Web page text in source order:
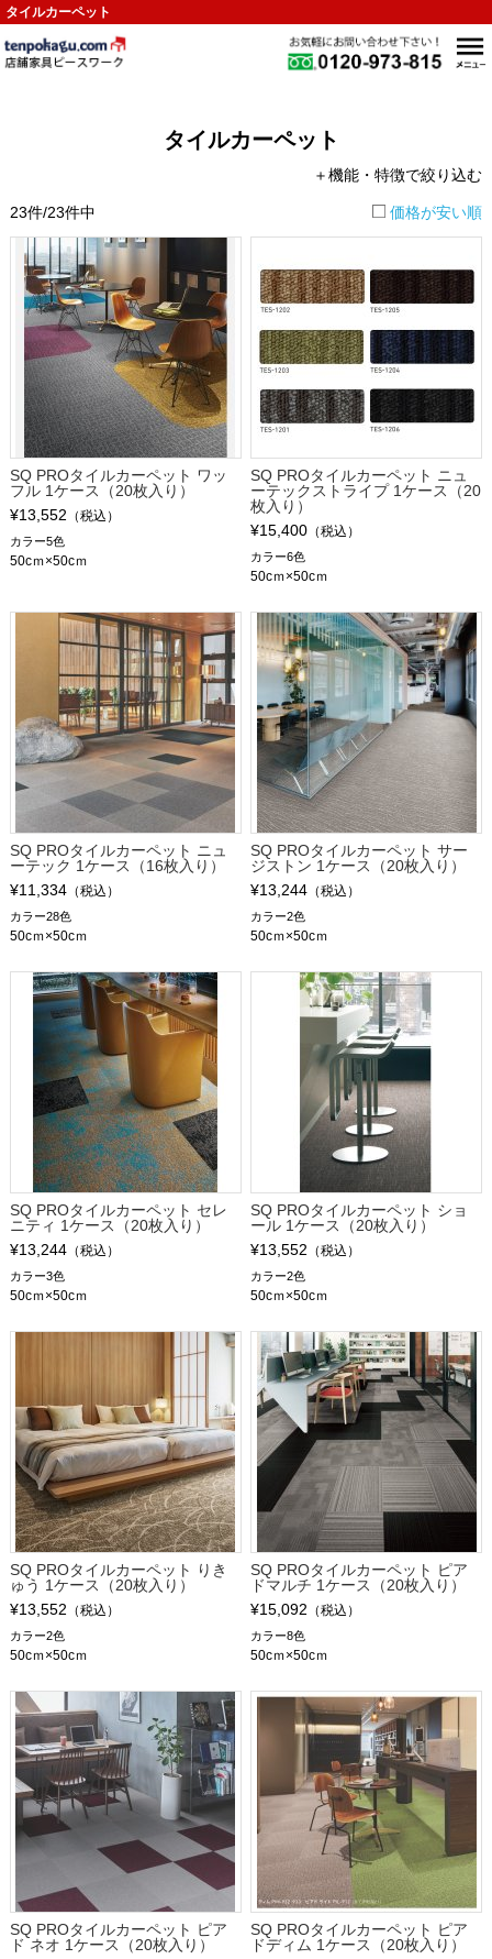
タイルカーペット
タイルカーペット
＋機能・特徴で絞り込む
23件/23件中 価格が安い順
SQ PROタイルカーペット ワッ
フル 1ケース（20枚入り）
¥13,552 （税込）
カラー5色
50cｍ×50cｍ
SQ PROタイルカーペット ニュ
ーテックストライプ 1ケース（20
枚入り）
¥15,400 （税込）
カラー6色
50cｍ×50cｍ
SQ PROタイルカーペット ニュ
ーテック 1ケース（16枚入り）
¥11,334（税込）
カラー28色
50cｍ×50cｍ
SQ PROタイルカーペット サー
ジストン 1ケース（20枚入り）
¥13,244 （税込）
カラー2色
50cｍ×50cｍ
SQ PROタイルカーペット セレ
ニティ 1ケース（20枚入り）
¥13,244（税込）
カラー3色
50cｍ×50cｍ
SQ PROタイルカーペット ショ
ール 1ケース（20枚入り）
¥13,552 （税込）
カラー2色
50cｍ×50cｍ
SQ PROタイルカーペット りき
ゅう 1ケース（20枚入り）
¥13,552 （税込）
カラー2色
50cｍ×50cｍ
SQ PROタイルカーペット ピア
ドマルチ 1ケース（20枚入り）
¥15,092 （税込）
カラー8色
50cｍ×50cｍ
SQ PROタイルカーペット ピア
ド ネオ 1ケース（20枚入り）
SQ PROタイルカーペット ピア
ドディム 1ケース（20枚入り）